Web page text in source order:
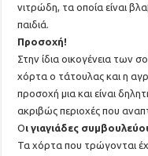
νιτρώδη, τα οποία είναι
παιδιά.
Προσοχή!
Στην ίδια οικογένεια των
χόρτα ο τάτουλας και η
προσοχή μια και είναι
ακριβώς περιοχές που
Οι γιαγιάδες
Τα χόρτα που τρώγονται